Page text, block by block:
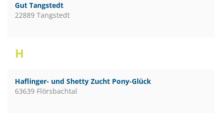
Gut Tangstedt
22889 Tangstedt
H
Haflinger- und Shetty Zucht Pony-Glück
63639 Flörsbachtal